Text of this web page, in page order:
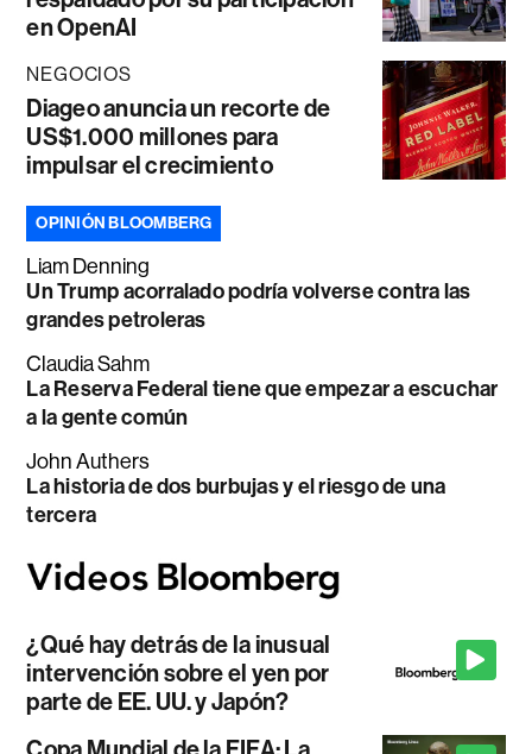
en OpenAI
NEGOCIOS
Diageo anuncia un recorte de
US$1.000 millones para
impulsar el crecimiento
OPINIÓN BLOOMBERG
Liam Denning
Un Trump acorralado podría volverse contra las
grandes petroleras
Claudia Sahm
La Reserva Federal tiene que empezar a escuchar
a la gente común
John Authers
La historia de dos burbujas y el riesgo de una
tercera
¿Qué hay detrás de la inusual
intervención sobre el yen por
parte de EE. UU. y Japón?